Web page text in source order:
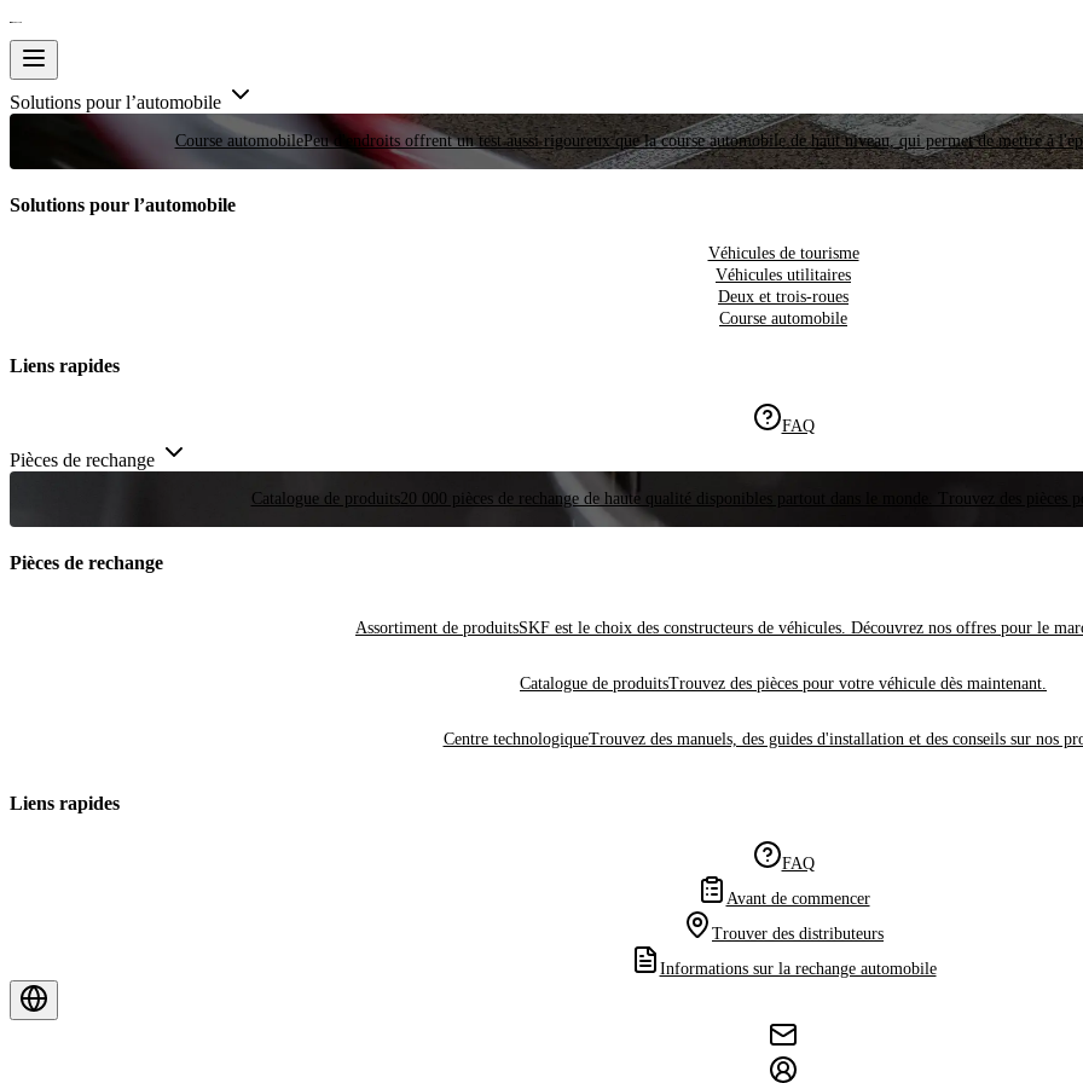
Solutions pour l’automobile
Course automobilePeu d'endroits offrent un test aussi rigoureux que la course automobile de haut niveau, qui permet de mettre à
Solutions pour l’automobile
Véhicules de tourisme
Véhicules utilitaires
Deux et trois-roues
Course automobile
Liens rapides
FAQ
Pièces de rechange
Catalogue de produits20 000 pièces de rechange de haute qualité disponibles partout dans le monde. Trouvez des pièces
Pièces de rechange
Assortiment de produitsSKF est le choix des constructeurs de véhicules. Découvrez nos offres pour le
Catalogue de produitsTrouvez des pièces pour votre véhicule dès maintenant.
Centre technologiqueTrouvez des manuels, des guides d'installation et des conseils sur nos
Liens rapides
FAQ
Avant de commencer
Trouver des distributeurs
Informations sur la rechange automobile